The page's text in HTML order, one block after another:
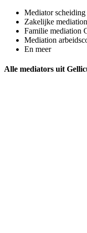
Mediator
Zakelijke
Familie mediation
Mediation
En meer
Alle mediators uit